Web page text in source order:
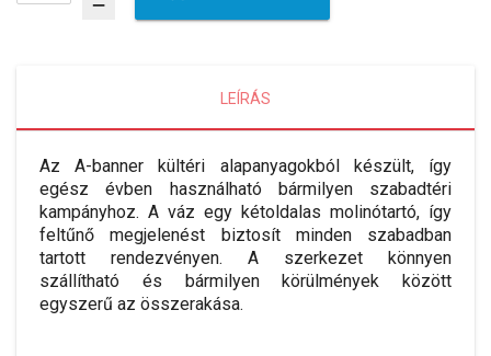
remove
LEÍRÁS
Az A-banner kültéri alapanyagokból készült, így
egész évben használható bármilyen szabadtéri
kampányhoz. A váz egy kétoldalas molinótartó, így
feltűnő megjelenést biztosít minden szabadban
tartott rendezvényen. A szerkezet könnyen
szállítható és bármilyen körülmények között
egyszerű az összerakása.